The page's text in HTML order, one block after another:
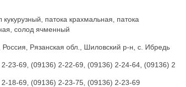
кукурузный, патока крахмальная, патока
солод ячменный
Россия, Рязанская обл., Шиловский р-н, с. Ибредь
2-23-69, (09136) 2-22-69, (09136) 2-24-64, (09136) 2
2-18-69, (09136) 2-23-75, (09136) 2-23-69